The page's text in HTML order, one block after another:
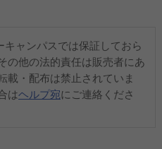
キャンパスでは保証しておら
の他の法的責任は販売者にあ
載・配布は禁止されていま
はヘルプ宛にご連絡くださ